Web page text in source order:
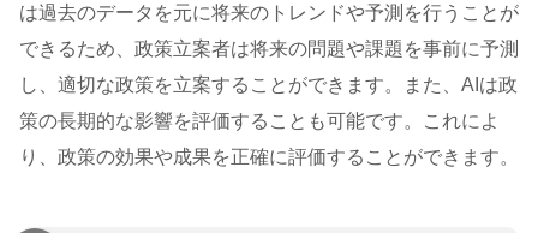
は過去のデータを元に将来のトレンドや予測を行うことが
できるため、政策立案者は将来の問題や課題を事前に予測
し、適切な政策を立案することができます。また、AIは政
策の長期的な影響を評価することも可能です。これによ
り、政策の効果や成果を正確に評価することができます。